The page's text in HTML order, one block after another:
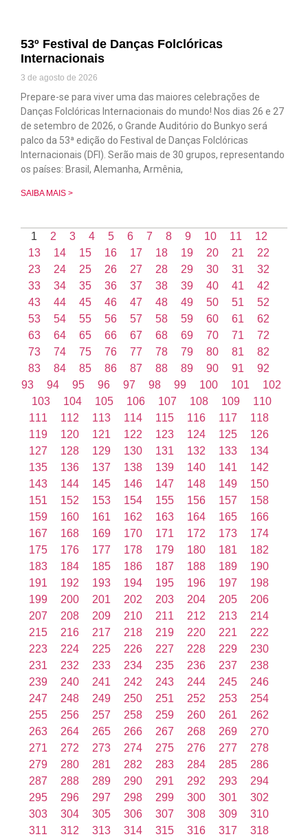
53º Festival de Danças Folclóricas
Internacionais
3 de agosto de 2026
Prepare-se para viver uma das maiores celebrações de
Danças Folclóricas Internacionais do mundo! Nos dias 26 e 27
de setembro de 2026, o Grande Auditório do Bunkyo será
palco da 53ª edição do Festival de Danças Folclóricas
Internacionais (DFI). Serão mais de 30 grupos, representando
os países: Brasil, Alemanha, Armênia,
SAIBA MAIS >
1 2 3 4 5 6 7 8 9 10 11
12
13
14 15 16 17 18 19 20 21
22
23
24 25 26 27 28 29 30 31
32
33
34 35 36 37 38 39 40 41
42
43
44 45 46 47 48 49 50 51
52
53
54 55 56 57 58 59 60 61
62
63
64 65 66 67 68 69 70 71
72
73
74 75 76 77 78 79 80 81
82
83
84 85 86 87 88 89 90 91
92
93
94 95 96 97 98 99 100 101
102
103
104 105 106 107 108 109
110
111
112 113 114 115 116 117
118
119
120 121 122 123 124 125
126
127
128 129 130 131 132 133
134
135
136 137 138 139 140 141
142
143
144 145 146 147 148 149
150
151
152 153 154 155 156 157
158
159
160 161 162 163 164 165
166
167
168 169 170 171 172 173
174
175
176 177 178 179 180 181
182
183
184 185 186 187 188 189
190
191
192 193 194 195 196 197
198
199
200 201 202 203 204 205
206
207
208 209 210 211 212 213
214
215
216 217 218 219 220 221
222
223
224 225 226 227 228 229
230
231
232 233 234 235 236 237
238
239
240 241 242 243 244 245
246
247
248 249 250 251 252 253
254
255
256 257 258 259 260 261
262
263
264 265 266 267 268 269
270
271
272 273 274 275 276 277
278
279
280 281 282 283 284 285
286
287
288 289 290 291 292 293
294
295
296 297 298 299 300 301
302
303
304 305 306 307 308 309
310
311
312 313 314 315 316 317
318